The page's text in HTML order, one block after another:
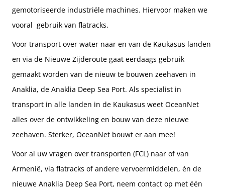
gemotoriseerde industriële machines. Hiervoor maken we
vooral gebruik van flatracks.
Voor transport over water naar en van de Kaukasus landen
en via de Nieuwe Zijderoute gaat eerdaags gebruik
gemaakt worden van de nieuw te bouwen zeehaven in
Anaklia, de Anaklia Deep Sea Port. Als specialist in
transport in alle landen in de Kaukasus weet OceanNet
alles over de ontwikkeling en bouw van deze nieuwe
zeehaven. Sterker, OceanNet bouwt er aan mee!
Voor al uw vragen over transporten (FCL) naar of van
Armenië, via flatracks of andere vervoermiddelen, én de
nieuwe Anaklia Deep Sea Port, neem contact op met één